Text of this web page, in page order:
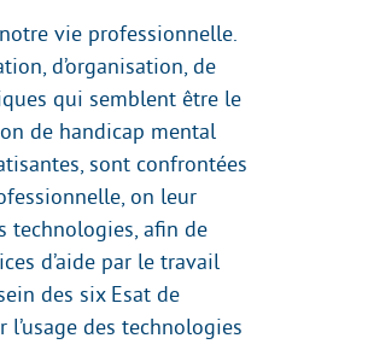
vie professionnelle.
d’organisation, de
qui semblent être le
de handicap mental
sont confrontées
on leur
technologies, afin de
d’aide par le travail
des six Esat de
des technologies